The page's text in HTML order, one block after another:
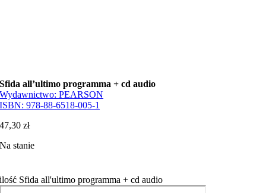
Sfida all’ultimo programma + cd audio
Wydawnictwo:PEARSON
ISBN:978-88-6518-005-1
47,30zł
Na stanie
ilość Sfida all'ultimo programma + cd audio